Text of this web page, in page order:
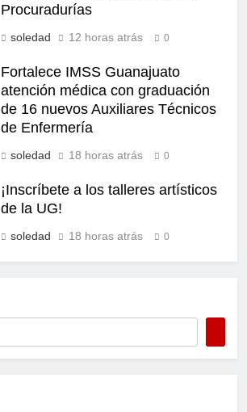
Procuradurías
soledad 12 horas atrás 0
Fortalece IMSS Guanajuato
atención médica con graduación
de 16 nuevos Auxiliares Técnicos
de Enfermería
soledad 18 horas atrás 0
¡Inscríbete a los talleres artísticos
de la UG!
soledad 18 horas atrás 0